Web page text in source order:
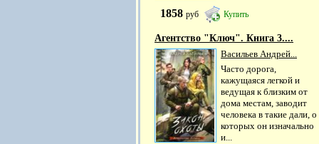
1858 руб Купить
Агентство "Ключ". Книга 3....
Васильев Андрей...
Часто дорога,
кажущаяся легкой и
ведущая к близким от
дома местам, заводит
человека в такие дали, о
которых он изначально
и...